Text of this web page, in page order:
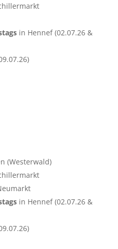
in Hennef (02.07.26 &
(Westerwald)
in Hennef (02.07.26 &